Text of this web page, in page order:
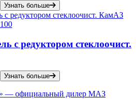
Узнать больше
с редуктором стеклоочист.
Узнать больше